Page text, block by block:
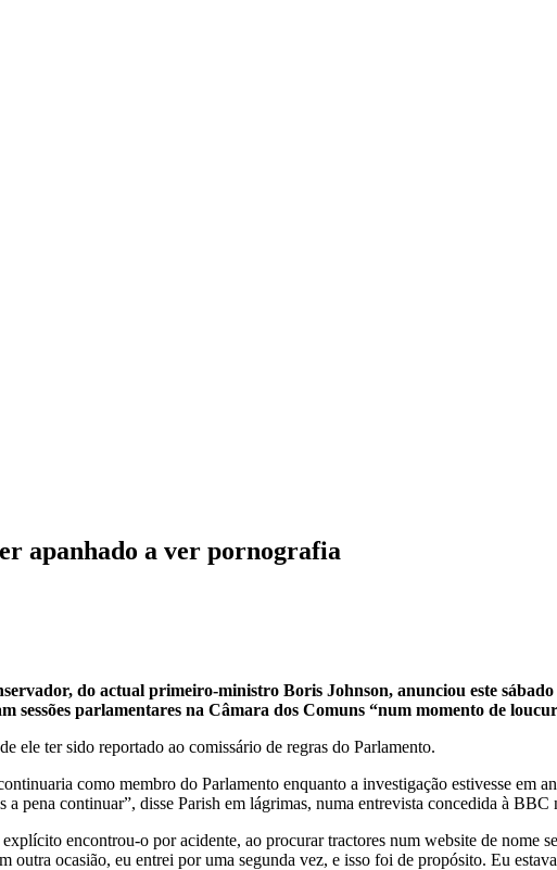
apanhado a ver pornografia
do actual primeiro-ministro Boris Johnson, anunciou este
sessões parlamentares na Câmara dos Comuns “num momento de
ele ter sido reportado ao comissário de regras do Parlamento.
como membro do Parlamento enquanto a investigação estivesse em
pena continuar”, disse Parish em lágrimas, numa entrevista concedida à BBC
encontrou-o por acidente, ao procurar tractores num website de nome
ocasião, eu entrei por uma segunda vez, e isso foi de propósito. Eu